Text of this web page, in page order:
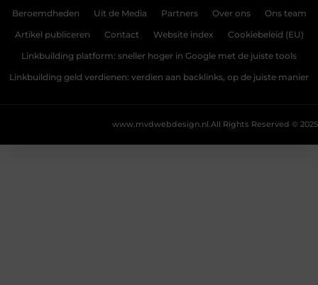
Beroemdheden Uit de Media Partners Over ons Ons team
Artikel publiceren Contact Website index Cookiebeleid (EU)
Linkbuilding platform: sneller hoger in Google met de juiste tools
Linkbuilding geld verdienen: verdien aan backlinks, op de juiste manier
All Rights Reserved © 2025
www.mvdwebdesign.nl.